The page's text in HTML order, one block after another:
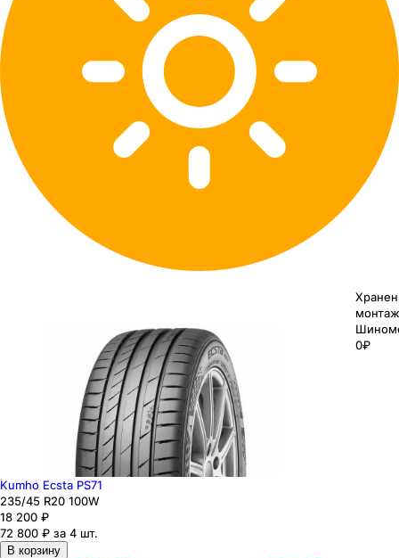
0₽
Kumho Ecsta PS71
235/45 R20 100W
18 200 ₽
72 800 ₽ за 4 шт.
В корзину